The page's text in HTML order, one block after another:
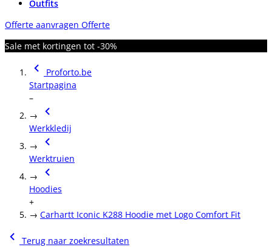
Outfits
Offerte aanvragen Offerte
Sale met kortingen tot -30%
Proforto.be
Startpagina
–
→
Werkkledij
→
Werktruien
→
Hoodies
+
→ Carhartt Iconic K288 Hoodie met Logo Comfort Fit
Terug naar zoekresultaten